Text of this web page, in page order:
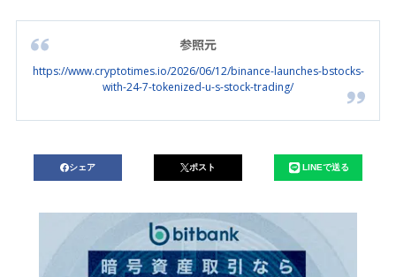
参照元
https://www.cryptotimes.io/2026/06/12/binance-launches-bstocks-
with-24-7-tokenized-u-s-stock-trading/
シェア ポスト LINEで送る